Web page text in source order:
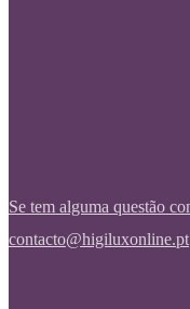
Se tem alguma questão
contacto@higiluxonline.pt